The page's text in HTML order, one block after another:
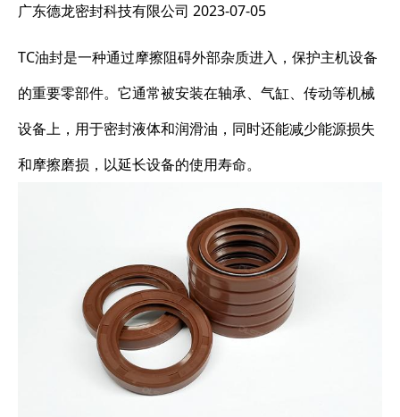
广东德龙密封科技有限公司 2023-07-05
TC油封是一种通过摩擦阻碍外部杂质进入，保护主机设备
的重要零部件。它通常被安装在轴承、气缸、传动等机械
设备上，用于密封液体和润滑油，同时还能减少能源损失
和摩擦磨损，以延长设备的使用寿命。